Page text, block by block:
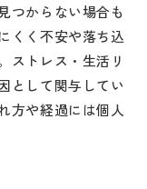
つからない場合も
くく不安や落ち込
ストレス・生活リ
として関与してい
方や経過には個人